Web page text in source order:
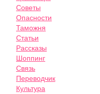
Советы
Опасности
Таможня
Статьи
Рассказы
Шоппинг
Связь
Переводчик
Культура